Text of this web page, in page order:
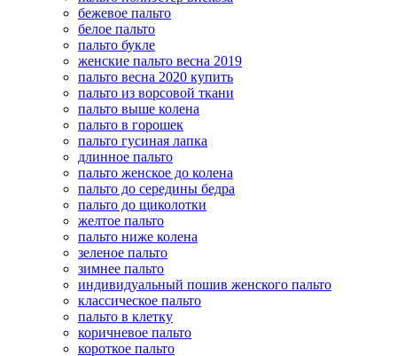
бежевое пальто
белое пальто
пальто букле
женские пальто весна 2019
пальто весна 2020 купить
пальто из ворсовой ткани
пальто выше колена
пальто в горошек
пальто гусиная лапка
длинное пальто
пальто женское до колена
пальто до середины бедра
пальто до щиколотки
желтое пальто
пальто ниже колена
зеленое пальто
зимнее пальто
индивидуальный пошив женского пальто
классическое пальто
пальто в клетку
коричневое пальто
короткое пальто